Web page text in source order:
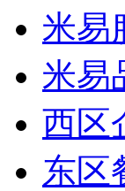
米易
米易
西区
东区